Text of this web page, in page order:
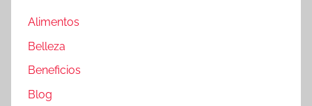
Alimentos
Belleza
Beneficios
Blog